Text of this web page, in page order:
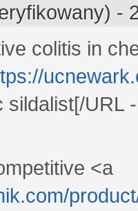
-
colitis in
sildalist[/URL
<a